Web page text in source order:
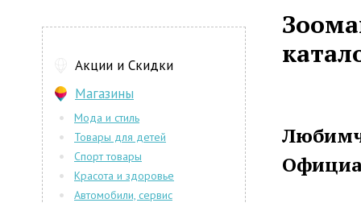
Акции и Скидки
Магазины
Мода и стиль
Товары для детей
Спорт товары
Красота и здоровье
Автомобили, сервис